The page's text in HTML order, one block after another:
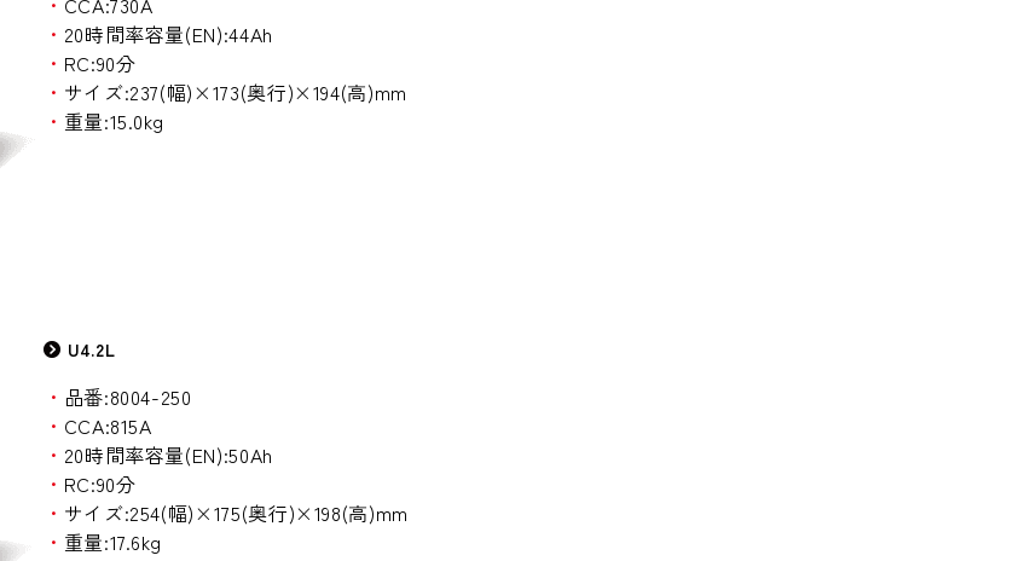
・ 20時間率容量(EN):44Ah
・ RC:90分
・ サイズ:237(幅)×173(奥行)×194(高)mm
・ 重量:15.0kg
U4.2L
・ 品番:8004-250
・ CCA:815A
・ 20時間率容量(EN):50Ah
・ RC:90分
・ サイズ:254(幅)×175(奥行)×198(高)mm
・ 重量:17.6kg